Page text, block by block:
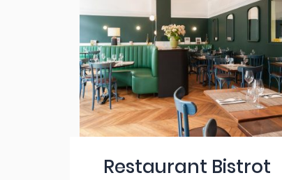
Restaurant Bistrot